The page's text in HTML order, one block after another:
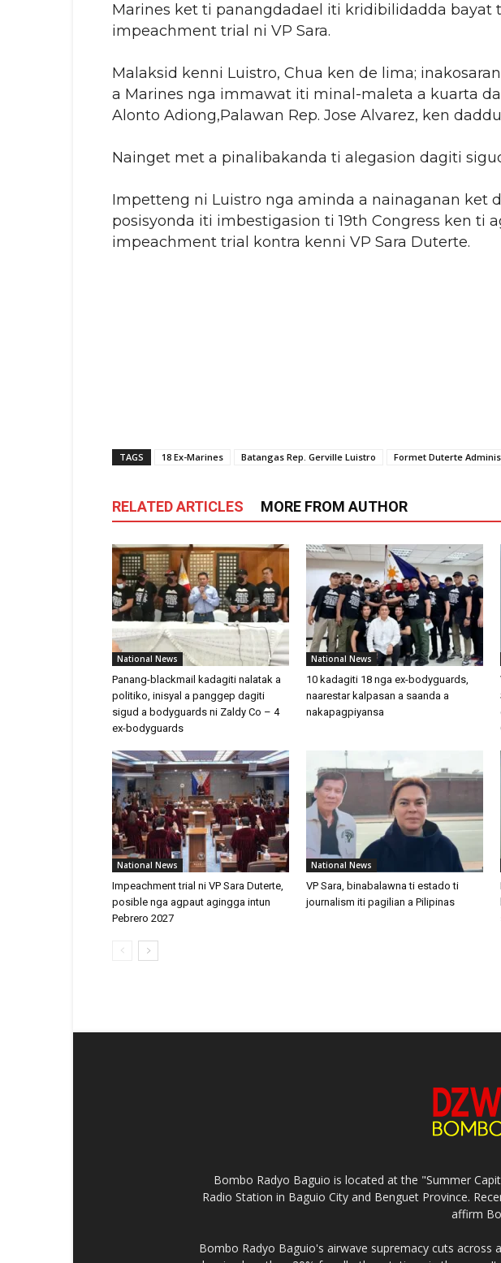
Marines ket ti panangdadael iti kridibilidadda bayat
impeachment trial ni VP Sara.
Malaksid kenni Luistro, Chua ken de lima;
a Marines nga immawat iti minal-maleta a kuarta da
Alonto Adiong,Palawan Rep. Jose Alvarez, ken
Nainget met a pinalibakanda ti alegasion dagiti
Impetteng ni Luistro nga aminda a nainaganan ket
posisyonda iti imbestigasion ti 19th Congress ken ti
impeachment trial kontra kenni VP Sara Duterte.
TAGS 18 Ex-Marines Batangas Rep. Gerville Luistro Formet Duterte
RELATED ARTICLES MORE FROM AUTHOR
National News
Panang-blackmail kadagiti nalatak a
politiko, inisyal a panggep dagiti
sigud a bodyguards ni Zaldy Co – 4
ex-bodyguards
National News
10 kadagiti 18 nga ex-bodyguards,
naarestar kalpasan a saanda a
nakapagpiyansa
National News
Impeachment trial ni VP Sara Duterte,
posible nga agpaut agingga intun
Pebrero 2027
National News
VP Sara, binabalawna ti estado ti
journalism iti pagilian a Pilipinas
Bombo Radyo Baguio is located at the "Summer
Radio Station in Baguio City and Benguet Province.
affirm
Bombo Radyo Baguio's airwave supremacy cuts